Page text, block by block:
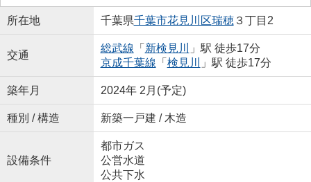
所在地 千葉県千葉市花見川区瑞穂３丁目2
交通
総武線 「 新検見川
」駅 徒歩17分
京成千葉線 「 検見川 」駅 徒歩17分
築年月 2024年 2月(予定)
種別 / 構造 新築一戸建 / 木造
設備条件
都市ガス
公営水道
公共下水